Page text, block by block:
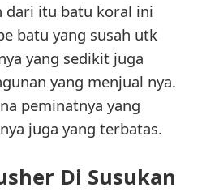
dari itu batu koral ini
batu yang susah utk
yang sedikit juga
yang menjual nya.
peminatnya yang
juga yang terbatas.
Di Susukan